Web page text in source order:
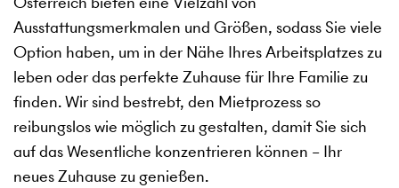
Ausstattungsmerkmalen und Größen, sodass Sie viele
Option haben, um in der Nähe Ihres Arbeitsplatzes zu
leben oder das perfekte Zuhause für Ihre Familie zu
finden. Wir sind bestrebt, den Mietprozess so
reibungslos wie möglich zu gestalten, damit Sie sich
auf das Wesentliche konzentrieren können – Ihr
neues Zuhause zu genießen.